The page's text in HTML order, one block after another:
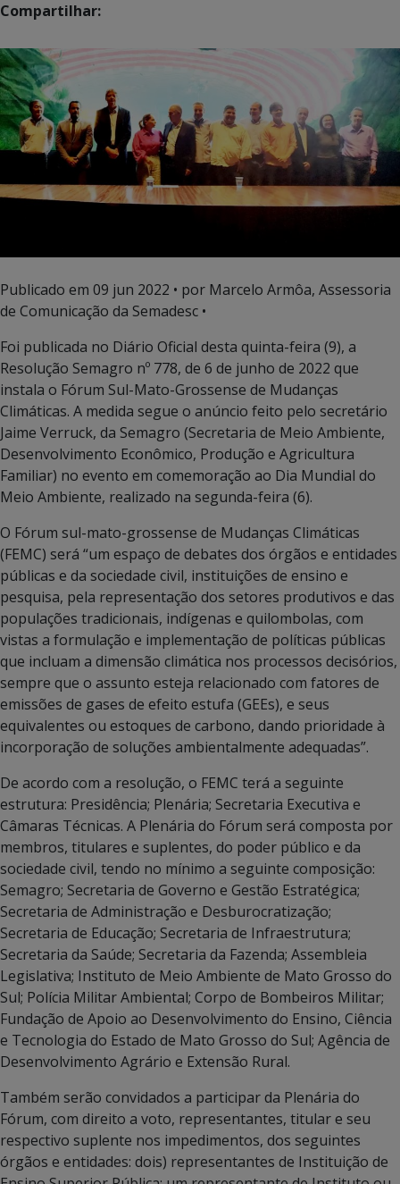
Compartilhar:
Publicado em 09 jun 2022 • por Marcelo Armôa, Assessoria
de Comunicação da Semadesc •
Foi publicada no Diário Oficial desta quinta-feira (9), a
Resolução Semagro nº 778, de 6 de junho de 2022 que
instala o Fórum Sul-Mato-Grossense de Mudanças
Climáticas. A medida segue o anúncio feito pelo secretário
Jaime Verruck, da Semagro (Secretaria de Meio Ambiente,
Desenvolvimento Econômico, Produção e Agricultura
Familiar) no evento em comemoração ao Dia Mundial do
Meio Ambiente, realizado na segunda-feira (6).
O Fórum sul-mato-grossense de Mudanças Climáticas
(FEMC) será “um espaço de debates dos órgãos e entidades
públicas e da sociedade civil, instituições de ensino e
pesquisa, pela representação dos setores produtivos e das
populações tradicionais, indígenas e quilombolas, com
vistas a formulação e implementação de políticas públicas
que incluam a dimensão climática nos processos decisórios,
sempre que o assunto esteja relacionado com fatores de
emissões de gases de efeito estufa (GEEs), e seus
equivalentes ou estoques de carbono, dando prioridade à
incorporação de soluções ambientalmente adequadas”.
De acordo com a resolução, o FEMC terá a seguinte
estrutura: Presidência; Plenária; Secretaria Executiva e
Câmaras Técnicas. A Plenária do Fórum será composta por
membros, titulares e suplentes, do poder público e da
sociedade civil, tendo no mínimo a seguinte composição:
Semagro; Secretaria de Governo e Gestão Estratégica;
Secretaria de Administração e Desburocratização;
Secretaria de Educação; Secretaria de Infraestrutura;
Secretaria da Saúde; Secretaria da Fazenda; Assembleia
Legislativa; Instituto de Meio Ambiente de Mato Grosso do
Sul; Polícia Militar Ambiental; Corpo de Bombeiros Militar;
Fundação de Apoio ao Desenvolvimento do Ensino, Ciência
e Tecnologia do Estado de Mato Grosso do Sul; Agência de
Desenvolvimento Agrário e Extensão Rural.
Também serão convidados a participar da Plenária do
Fórum, com direito a voto, representantes, titular e seu
respectivo suplente nos impedimentos, dos seguintes
órgãos e entidades: dois) representantes de Instituição de